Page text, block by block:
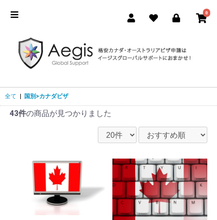
0
全て | 国別>カナダビザ
43件の商品が見つかりました